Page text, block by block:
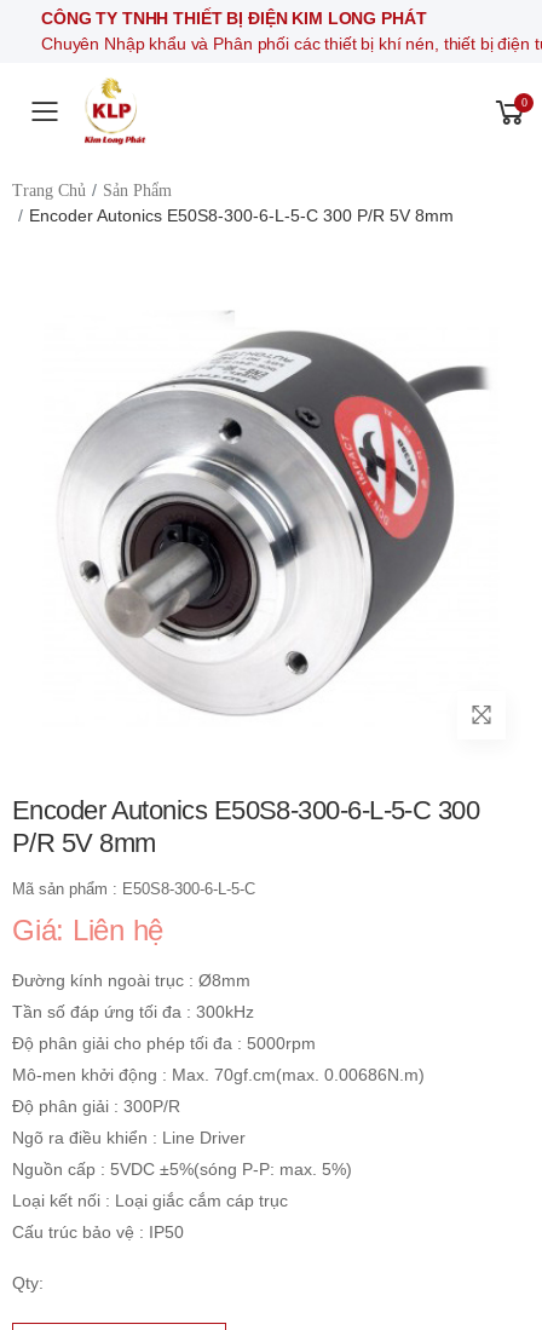
CÔNG TY TNHH THIẾT BỊ ĐIỆN KIM LONG PHÁT
Chuyên Nhập khẩu và Phân phối các thiết bị khí nén, thiết bị
Toggle mobile menu
0
Trang Chủ Sản Phẩm
Encoder Autonics E50S8-300-6-L-5-C 300 P/R 5V 8mm
Encoder Autonics E50S8-300-6-L-5-C 300
P/R 5V 8mm
Mã sản phẩm : E50S8-300-6-L-5-C
Giá: Liên hệ
Đường kính ngoài trục : Ø8mm
Tần số đáp ứng tối đa : 300kHz
Độ phân giải cho phép tối đa : 5000rpm
Mô-men khởi động : Max. 70gf.cm(max. 0.00686N.m)
Độ phân giải : 300P/R
Ngõ ra điều khiển : Line Driver
Nguồn cấp : 5VDC ±5%(sóng P-P: max. 5%)
Loại kết nối : Loại giắc cắm cáp trục
Cấu trúc bảo vệ : IP50
Qty: